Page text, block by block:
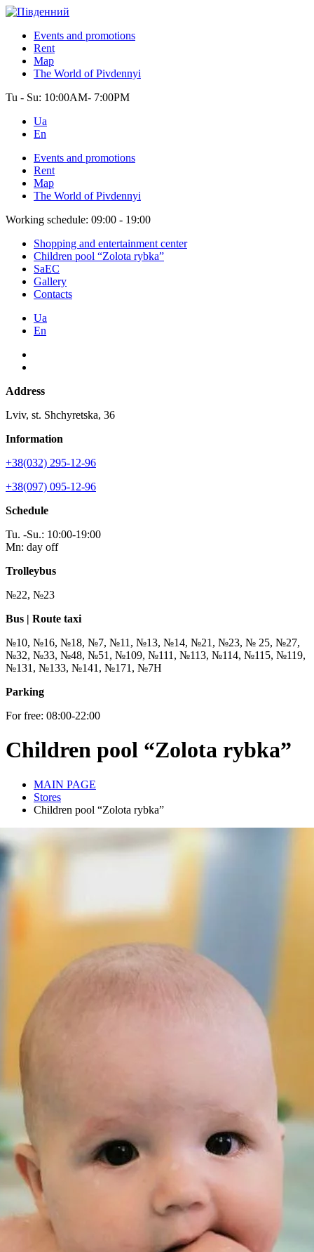
Events and promotions
Rent
Map
The World of Pivdennyi
Tu - Su: 10:00AM- 7:00PM
Ua
En
Events and promotions
Rent
Map
The World of Pivdennyi
Working schedule: 09:00 - 19:00
Shopping and entertainment center
Children pool “Zolota rybka”
SaEC
Gallery
Contacts
Ua
En
Address
Lviv, st. Shchyretska, 36
Information
+38(032) 295-12-96
+38(097) 095-12-96
Schedule
Tu. -Su.: 10:00-19:00
Mn: day off
Trolleybus
№22, №23
Bus | Route taxi
№10, №16, №18, №7, №11, №13, №14, №21, №23, № 25, №27,
№32, №33, №48, №51, №109, №111, №113, №114, №115, №119,
№131, №133, №141, №171, №7Н
Parking
For free: 08:00-22:00
Children pool “Zolota rybka”
MAIN PAGE
Stores
Children pool “Zolota rybka”